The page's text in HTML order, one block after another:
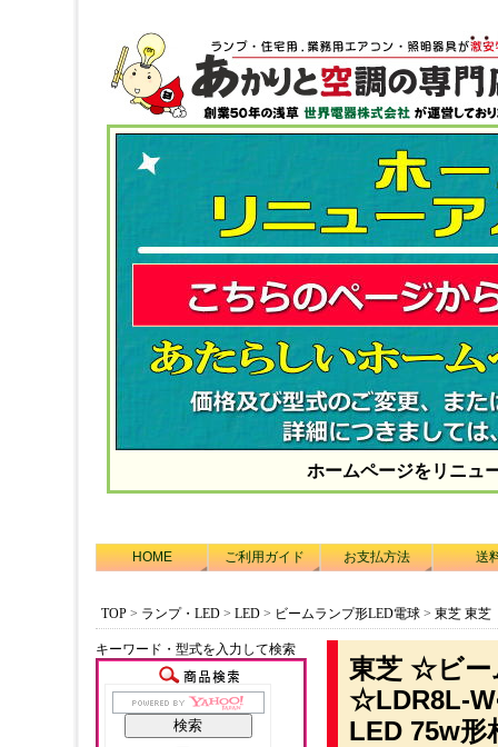
ホームページをリニュ
HOME ご利用ガイド お支払方法 送
TOP > ランプ・LED > LED > ビームランプ形LED電球 > 東芝 東芝
東芝 ☆ビー
☆LDR8L-
LED 75w形
キーワード・型式を入力して検索